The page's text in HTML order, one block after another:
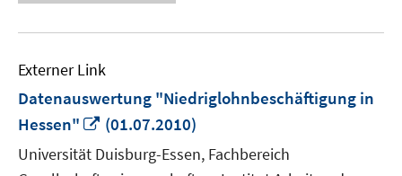
Externer Link
Datenauswertung "Niedriglohnbeschäftigung in
Hessen"
In
neuem
Fenster
(01.07.2010)
Universität Duisburg-Essen, Fachbereich